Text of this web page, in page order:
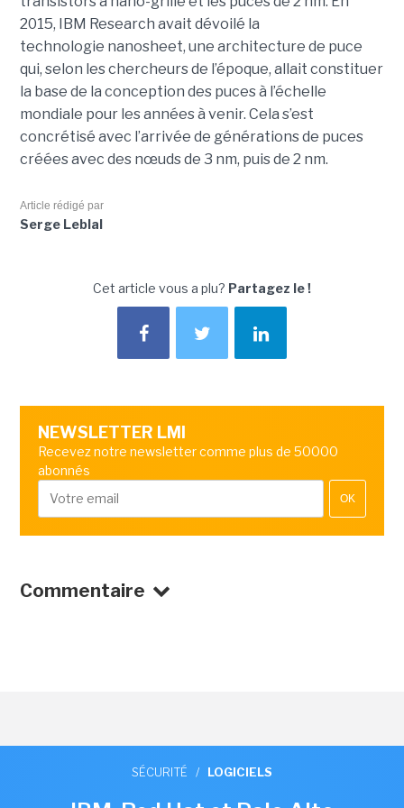
2015, IBM Research avait dévoilé la
technologie nanosheet, une architecture de puce
qui, selon les chercheurs de l’époque, allait constituer
la base de la conception des puces à l’échelle
mondiale pour les années à venir. Cela s’est
concrétisé avec l’arrivée de générations de puces
créées avec des nœuds de 3 nm, puis de 2 nm.
Article rédigé par
Serge Leblal
Cet article vous a plu? Partagez le !
NEWSLETTER LMI
Recevez notre newsletter comme plus de 50000
abonnés
OK
Commentaire
SÉCURITÉ / LOGICIELS